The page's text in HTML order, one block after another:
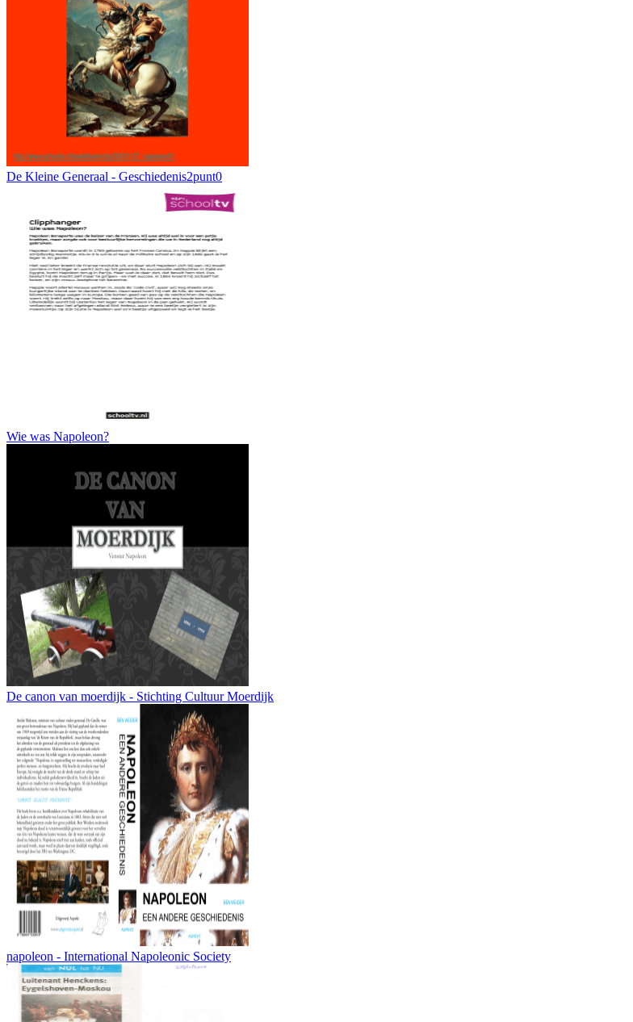
De Kleine Generaal - Geschiedenis2punt0
Wie was Napoleon?
De canon van moerdijk - Stichting Cultuur Moerdijk
napoleon - International Napoleonic Society